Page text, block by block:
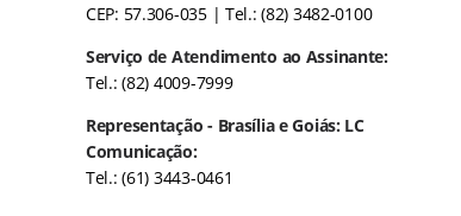
CEP: 57.306-035 | Tel.: (82) 3482-0100
Serviço de Atendimento ao Assinante:
Tel.: (82) 4009-7999
Representação - Brasília e Goiás: LC
Comunicação:
Tel.: (61) 3443-0461